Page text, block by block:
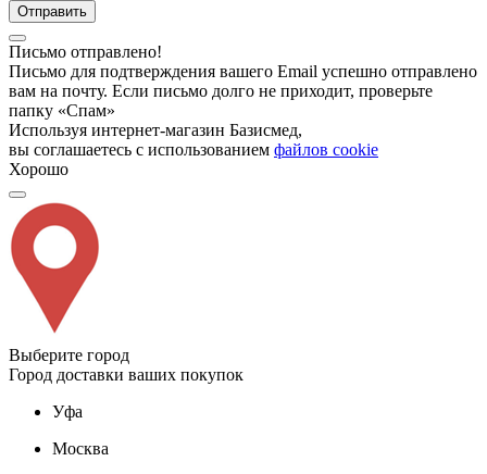
Отправить
Письмо отправлено!
Письмо для подтверждения вашего Email успешно отправлено
вам на почту. Если письмо долго не приходит, проверьте
папку «Спам»
Используя интернет-магазин Базисмед,
вы соглашаетесь с использованием файлов cookie
Хорошо
Выберите город
Город доставки ваших покупок
Уфа
Москва